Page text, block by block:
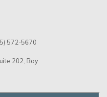
572-5670
202, Bay